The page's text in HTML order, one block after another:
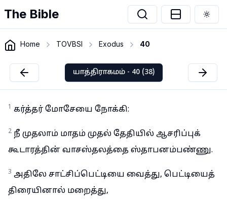
The Bible
Home TOVBSI Exodus 40
யாத்திராகமம் - 40 (38)
1 கர்த்தர் மோசேயை நோக்கி:
2 நீ முதலாம் மாதம் முதல் தேதியில் ஆசரிப்புக்
கூடாரத்தின் வாசஸ்தலத்தை ஸ்தாபனம்பண்ணு.
3 அதிலே சாட்சிப்பெட்டியை வைத்து, பெட்டியைத்
திரையினால் மறைத்து,